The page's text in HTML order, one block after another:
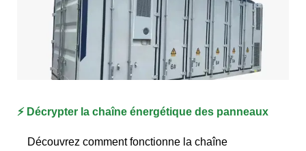
⚡ Décrypter la chaîne énergétique des panneaux
Découvrez comment fonctionne la chaîne